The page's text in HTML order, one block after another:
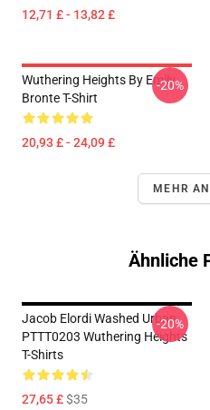
12,71 £ - 13,82 £
Wuthering Heights By Emily
Bronte T-Shirt
20,93 £ - 24,09 £
-20%
MEHR
Ähnliche
Jacob Elordi Washed Urban
PTTT0203 Wuthering Heights
T-Shirts
27,65 £$35
-20%